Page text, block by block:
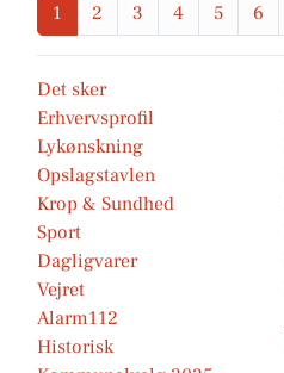
1 2 3 4 5 6
Det sker
Erhvervsprofil
Lykønskning
Opslagstavlen
Krop & Sundhed
Sport
Dagligvarer
Vejret
Alarm112
Historisk